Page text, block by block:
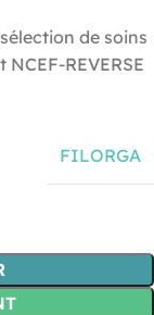
de soins
NCEF-REVERSE
FILORGA